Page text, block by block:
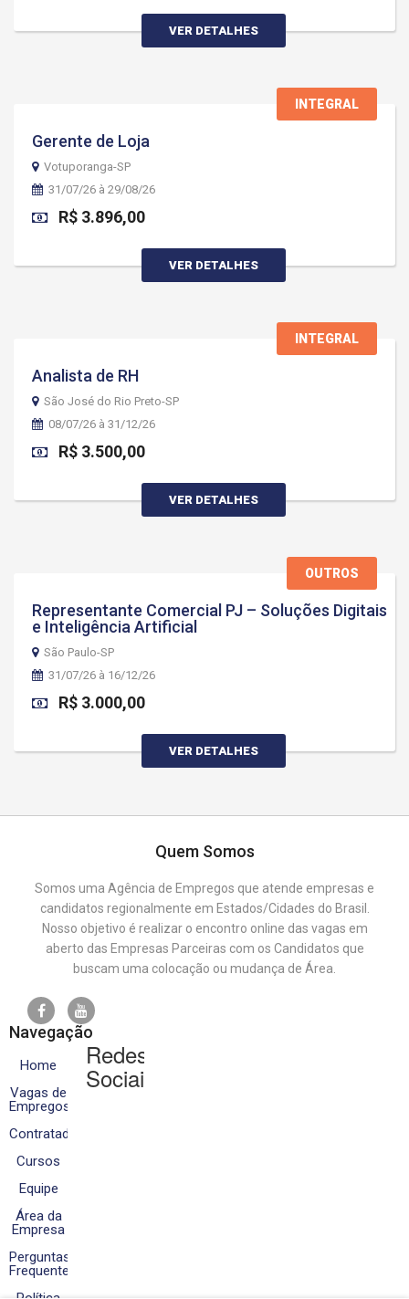
VER DETALHES
INTEGRAL
Gerente de Loja
Votuporanga-SP
31/07/26 à 29/08/26
R$ 3.896,00
VER DETALHES
INTEGRAL
Analista de RH
São José do Rio Preto-SP
08/07/26 à 31/12/26
R$ 3.500,00
VER DETALHES
OUTROS
Representante Comercial PJ – Soluções Digitais
e Inteligência Artificial
São Paulo-SP
31/07/26 à 16/12/26
R$ 3.000,00
VER DETALHES
Quem Somos
Somos uma Agência de Empregos que atende empresas e
candidatos regionalmente em Estados/Cidades do Brasil.
Nosso objetivo é realizar o encontro online das vagas em
aberto das Empresas Parceiras com os Candidatos que
buscam uma colocação ou mudança de Área.
Navegação
Home
Vagas de
Empregos
Contratados
Cursos
Equipe
Área da
Empresa
Perguntas
Frequentes
Redes
Sociais